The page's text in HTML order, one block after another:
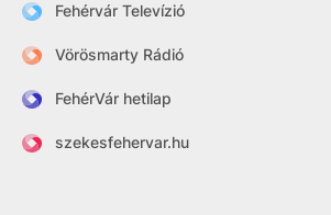
Fehérvár Televízió
Vörösmarty Rádió
FehérVár hetilap
szekesfehervar.hu